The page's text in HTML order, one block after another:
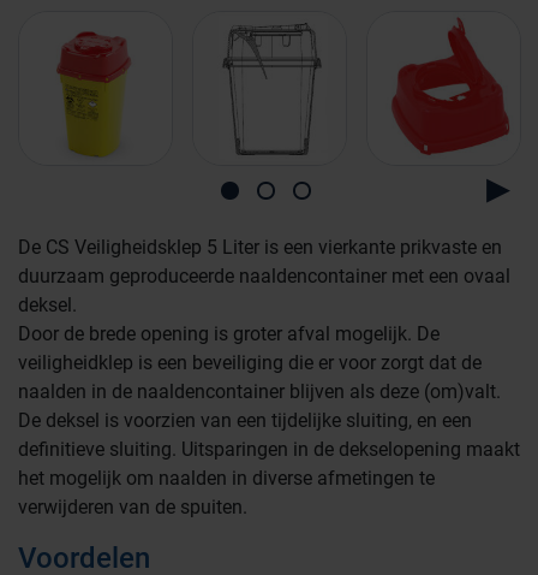
De CS Veiligheidsklep 5 Liter is een vierkante prikvaste en
duurzaam geproduceerde naaldencontainer met een ovaal
deksel.
Door de brede opening is groter afval mogelijk. De
veiligheidklep is een beveiliging die er voor zorgt dat de
naalden in de naaldencontainer blijven als deze (om)valt.
De deksel is voorzien van een tijdelijke sluiting, en een
definitieve sluiting. Uitsparingen in de dekselopening maakt
het mogelijk om naalden in diverse afmetingen te
verwijderen van de spuiten.
Voordelen